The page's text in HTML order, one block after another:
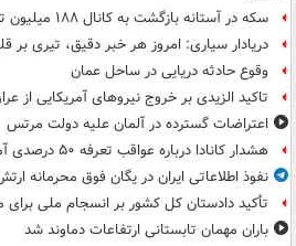
سکه در آستانه بازگشت به کانال ۱۸۸ میلیون تومان
دریادار سیاری: امروز هر خبر دقیق، تیری بر
وقوع حادثه دریایی در ساحل عمان
تاکید الزیدی بر خروج نیروهای آمریکایی از
اعتراضات گسترده در آلمان علیه دولت مرتس
هشدار کانادا درباره عواقب تعرفه ۵۰ درصدی آمریکا
نفوذ اطلاعاتی ایران در یگان فوق محرمانه
تأکید دادستان کل کشور بر انسجام ملی
باران مهمان تابستانی ارتفاعات دماوند شد